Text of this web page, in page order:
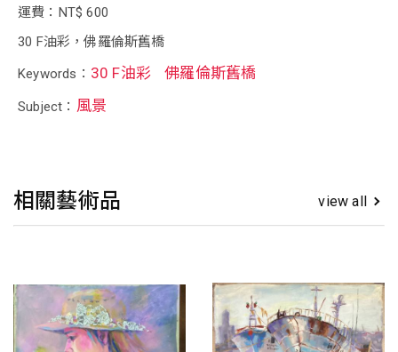
運費：NT$ 600
30 F油彩，佛羅倫斯舊橋
Keywords： 30 F油彩 佛羅倫斯舊橋
Subject： 風景
相關藝術品 view all